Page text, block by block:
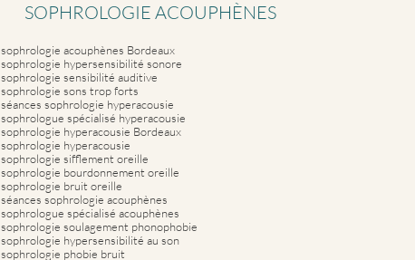
SOPHROLOGIE ACOUPHÈNES
sophrologie acouphènes Bordeaux
sophrologie hypersensibilité sonore
sophrologie sensibilité auditive
sophrologie sons trop forts
séances sophrologie hyperacousie
sophrologue spécialisé hyperacousie
sophrologie hyperacousie Bordeaux
sophrologie hyperacousie
sophrologie sifflement oreille
sophrologie bourdonnement oreille
sophrologie bruit oreille
séances sophrologie acouphènes
sophrologue spécialisé acouphènes
sophrologie soulagement phonophobie
sophrologie hypersensibilité au son
sophrologie phobie bruit